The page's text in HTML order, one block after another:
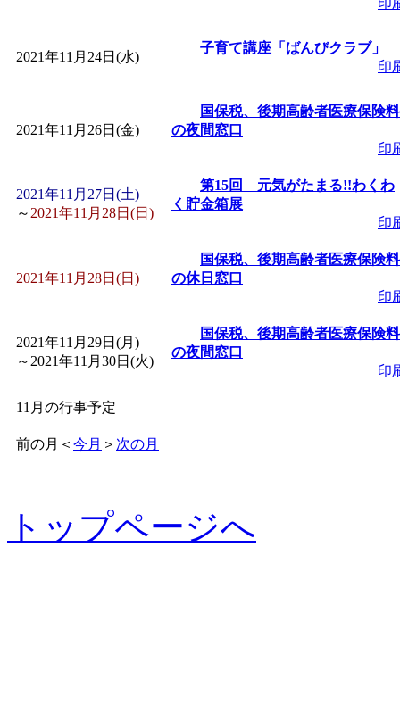
印
2021年11月24日(水)
子育て講座「ばんびクラブ」
印
2021年11月26日(金)
国保税、後期高齢者医療保険料
の夜間窓口
印
2021年11月27日(土)
～ 2021年11月28日(日)
第15回 元気がたまる!!わくわ
く貯金箱展
印
2021年11月28日(日)
国保税、後期高齢者医療保険料
の休日窓口
印
2021年11月29日(月)
～ 2021年11月30日(火)
国保税、後期高齢者医療保険料
の夜間窓口
印
11月の行事予定
前の月 ＜ 今月 ＞ 次の月
トップページへ